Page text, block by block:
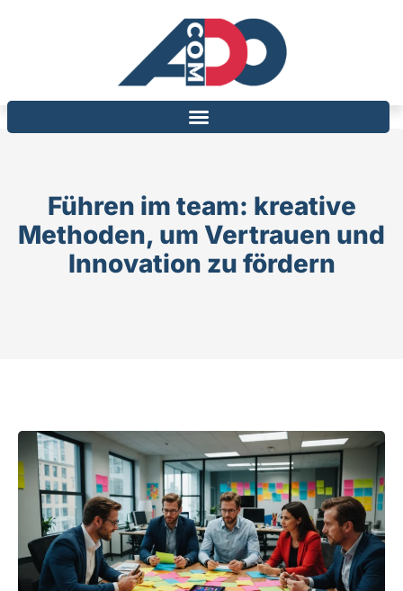
Führen im team: kreative
Methoden, um Vertrauen und
Innovation zu fördern